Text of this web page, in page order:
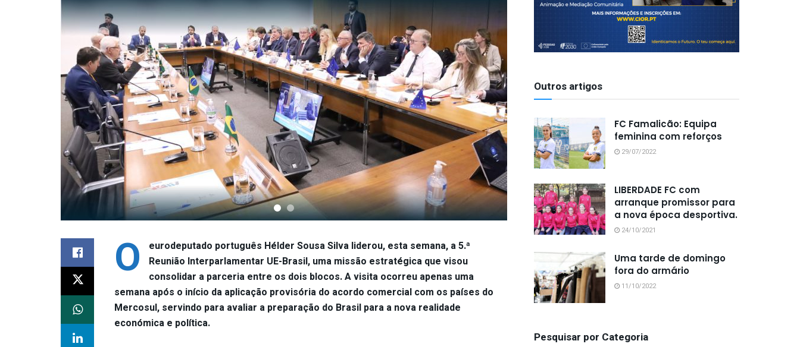
O
eurodeputado português Hélder Sousa Silva liderou, esta semana, a 5.ª
Reunião Interparlamentar UE-Brasil, uma missão estratégica que visou
consolidar a parceria entre os dois blocos. A visita ocorreu apenas uma
semana após o início da aplicação provisória do acordo comercial com os países do
Mercosul, servindo para avaliar a preparação do Brasil para a nova realidade
económica e política.
Outros artigos
FC Famalicão: Equipa
feminina com reforços
29/07/2022
LIBERDADE FC com
arranque promissor para
a nova época desportiva.
24/10/2021
Uma tarde de domingo
fora do armário
11/10/2022
Pesquisar por Categoria